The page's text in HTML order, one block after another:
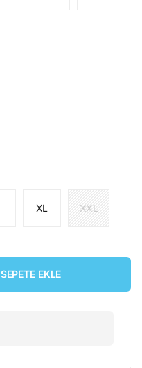
XL XXL
SEPETE EKLE